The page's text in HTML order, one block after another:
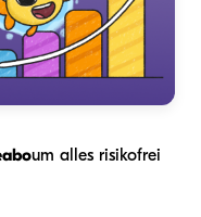
um alles risikofrei